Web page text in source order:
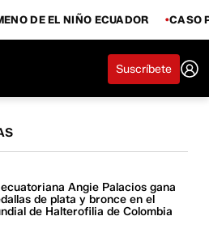
DE EL NIÑO ECUADOR CASO
Suscríbete
Angie Palacios gana
de plata y bronce en el
de Halterofilia de Colombia